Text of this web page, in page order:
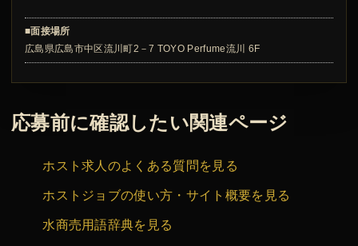
■面接場所
広島県広島市中区流川町2－7 TOYO Perfume流川 6F
応募前に確認したい関連ページ
ホスト求人のよくある質問を見る
ホストジョブの使い方・サイト概要を見る
水商売用語辞典を見る